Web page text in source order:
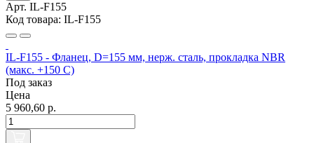
Арт. IL-F155
Код товара: IL-F155
IL-F155 - Фланец, D=155 мм, нерж. сталь, прокладка NBR
(макс. +150 C)
Под заказ
Цена
5 960,60 р.